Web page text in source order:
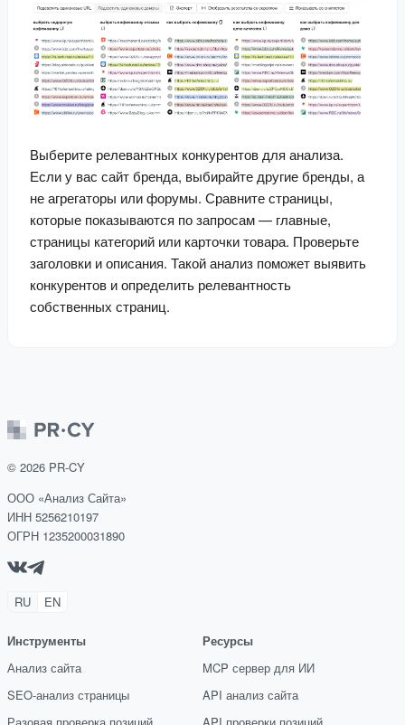
Выберите релевантных конкурентов для анализа.
Если у вас сайт бренда, выбирайте другие бренды, а
не агрегаторы или форумы. Сравните страницы,
которые показываются по запросам — главные,
страницы категорий или карточки товара. Проверьте
заголовки и описания. Такой анализ поможет выявить
конкурентов и определить релевантность
собственных страниц.
© 2026 PR-CY
ООО «Анализ Сайта»
ИНН 5256210197
ОГРН 1235200031890
RU EN
Инструменты
Анализ сайта
SEO-анализ страницы
Ресурсы
MCP сервер для ИИ
API анализ сайта